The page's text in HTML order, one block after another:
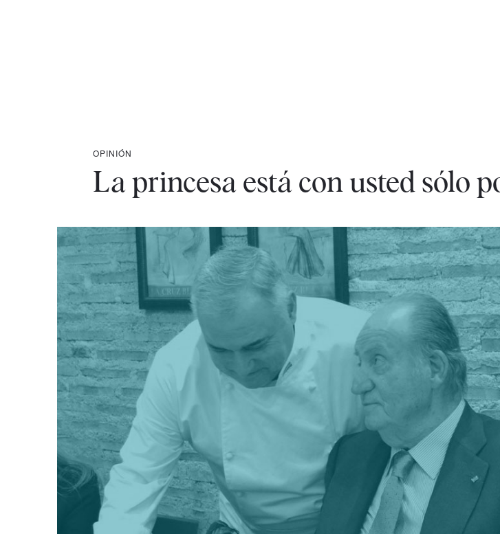
OPINIÓN
La princesa está con usted sólo